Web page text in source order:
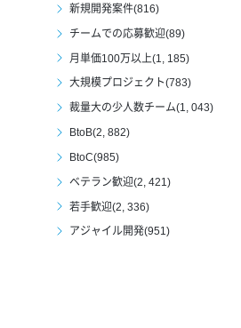
新規開発案件(816)
チームでの応募歓迎(89)
月単価100万以上(1, 185)
大規模プロジェクト(783)
裁量大の少人数チーム(1, 043)
BtoB(2, 882)
BtoC(985)
ベテラン歓迎(2, 421)
若手歓迎(2, 336)
アジャイル開発(951)